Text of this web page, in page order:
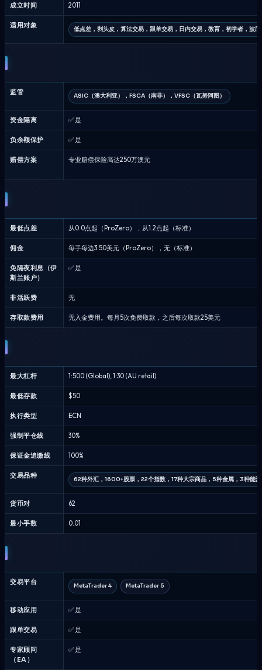
较
月
成立时间 2011
适用对象 低点差，剥头皮，算法交易，跟单交易，日内交易，教育，初学者，波
监管 ASIC（澳大利亚），FSCA（南非），VFSC（瓦努阿图）
资金隔离 ✅ 是
负余额保护 ✅ 是
赔偿方案 专业赔偿保险高达250万澳元
最低点差 从0.0点起（ProZero），从1.2点起（标准）
佣金 每手每边3.50美元（ProZero），无（标准）
免隔夜利息（伊
斯兰账户）
✅ 是
非活跃费 无
存取款费用 无入金费用。每月5次免费取款，之后每次取款25美元
最大杠杆 1:500 (Global), 1:30 (AU retail)
最低存款 $50
执行类型 ECN
强制平仓线 30%
保证金追缴线 100%
交易品种 62种外汇，1600+股票，22个指数，17种大宗商品，5种金属，3种能
货币对 62
最小手数 0.01
交易平台 MetaTrader 4 MetaTrader 5
移动应用 ✅ 是
跟单交易 ✅ 是
专家顾问
（EA）
✅ 是